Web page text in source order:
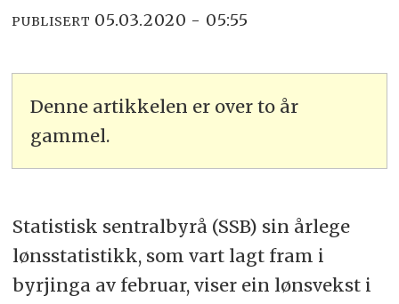
PUBLISERT 05.03.2020 - 05:55
Denne artikkelen er over to år
gammel.
Statistisk sentralbyrå (SSB) sin årlege
lønsstatistikk, som vart lagt fram i
byrjinga av februar, viser ein lønsvekst i